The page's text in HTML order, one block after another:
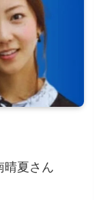
晴夏さん